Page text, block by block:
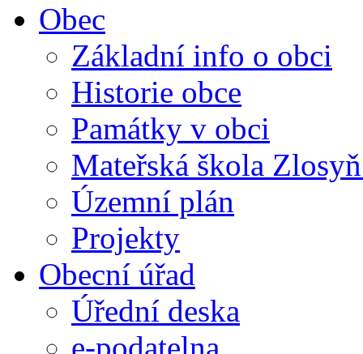
Obec
Základní info o obci
Historie obce
Památky v obci
Mateřská škola
Územní plán
Projekty
Obecní úřad
Úřední deska
e-podatelna